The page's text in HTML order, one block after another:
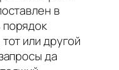
в
или другой
да